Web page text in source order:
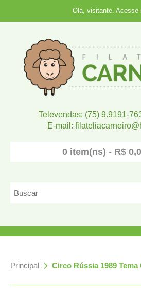
Olá, visitante. Acesse
Televendas: (75) 9.9191-
E-mail:
0 item(ns) - R$
Principal » Circo Rússia 1989